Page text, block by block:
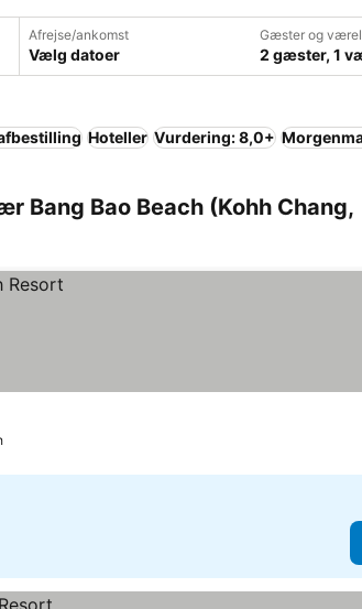
Afrejse/ankomst
Vælg datoer
Gæster og
2 gæster, 1
Hoteller Vurdering: 8,0+
Bang Bao Beach (Kohh Chang,